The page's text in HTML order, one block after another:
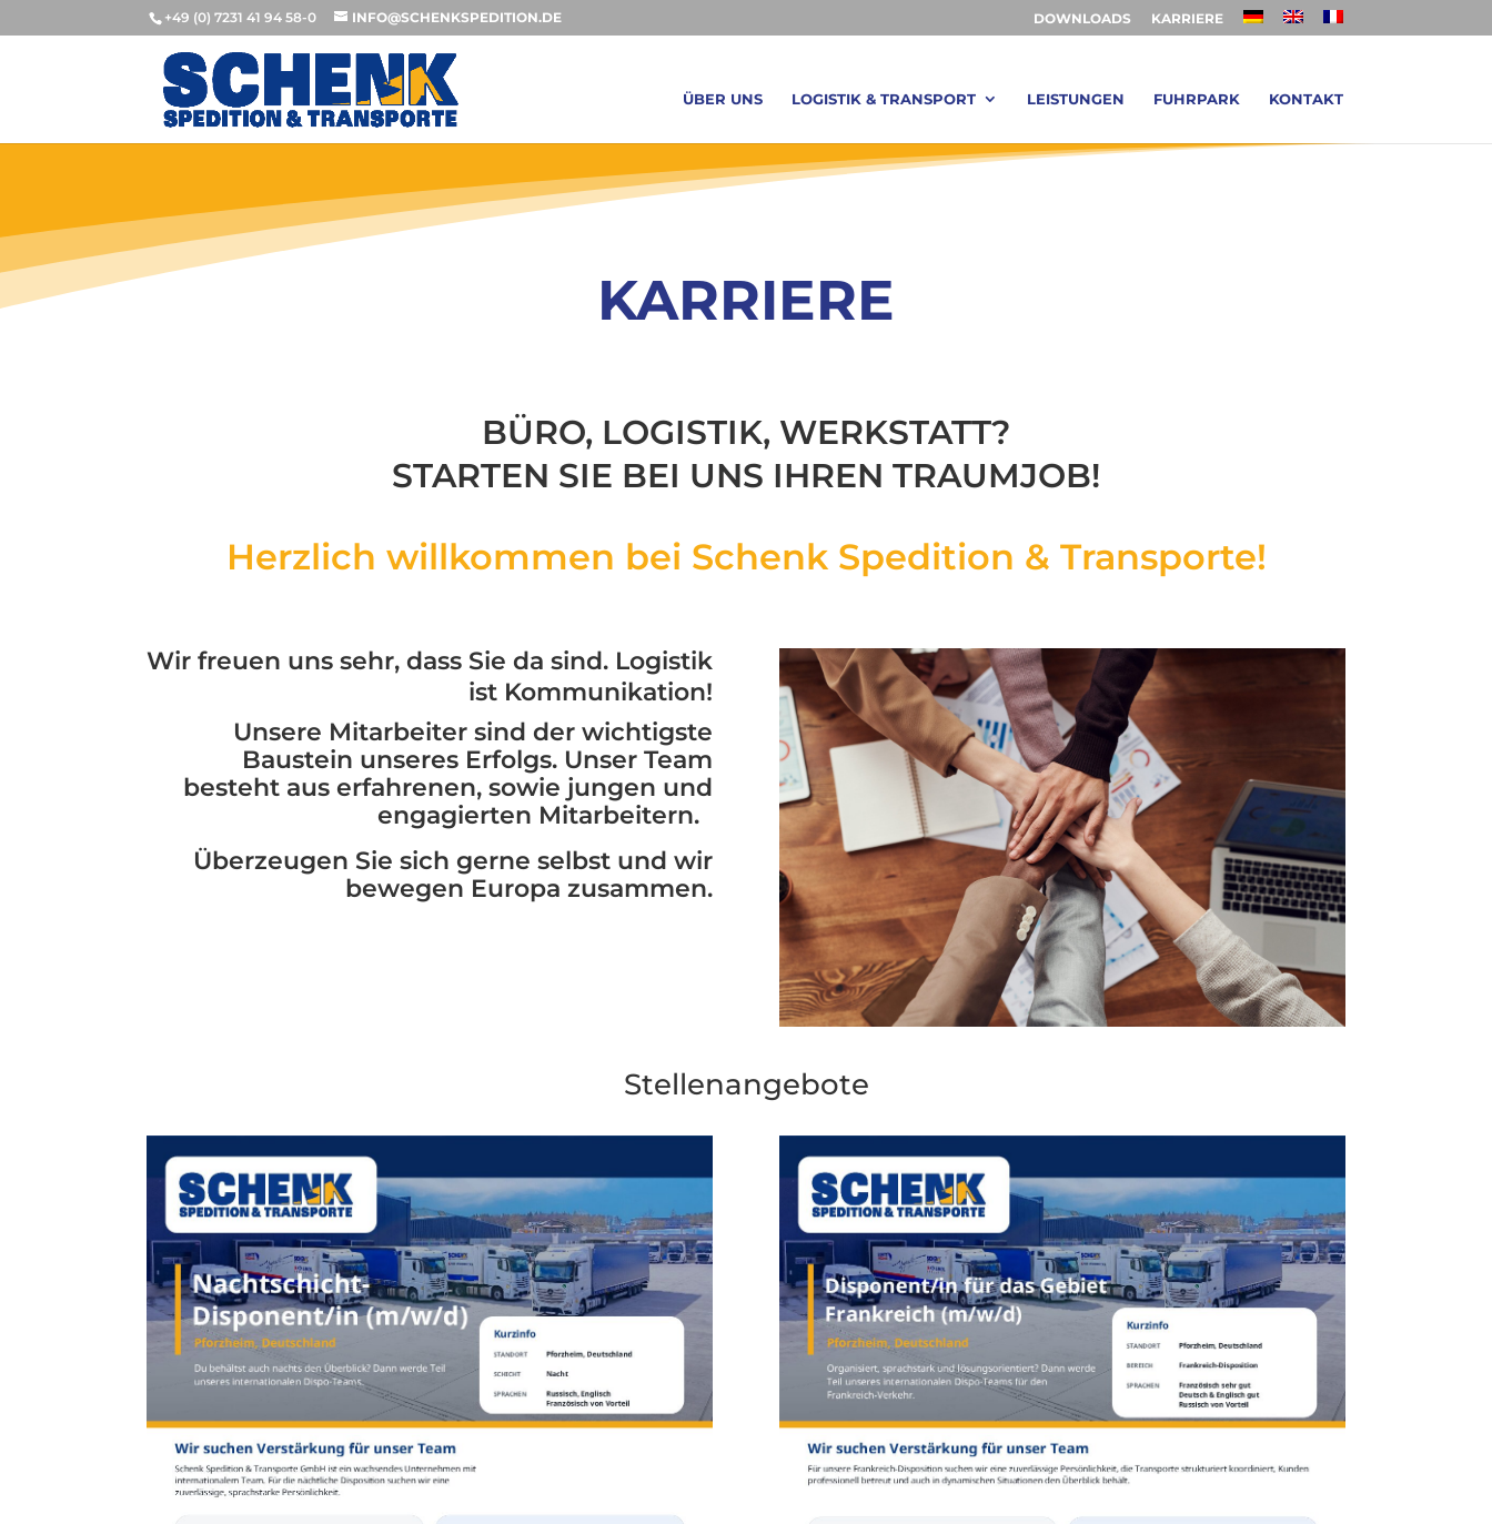
+49 (0) 7231 41 94 58-0 INFO@SCHENKSPEDITION.DE DOWNLOADS KARRIERE
ÜBER UNS LOGISTIK & TRANSPORT LEISTUNGEN FUHRPARK KONTAKT
KARRIERE
BÜRO, LOGISTIK, WERKSTATT?
STARTEN SIE BEI UNS IHREN TRAUMJOB!
Herzlich willkommen bei Schenk Spedition & Transporte!
Wir freuen uns sehr, dass Sie da sind. Logistik
ist Kommunikation!
Unsere Mitarbeiter sind der wichtigste
Baustein unseres Erfolgs. Unser Team
besteht aus erfahrenen, sowie jungen und
engagierten Mitarbeitern.
Überzeugen Sie sich gerne selbst und wir
bewegen Europa zusammen.
Stellenangebote